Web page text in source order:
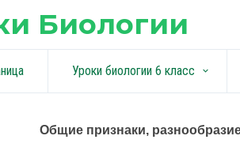
Биологии
Уроки биологии 6 класс keyboard_arrow_down
Общие признаки,